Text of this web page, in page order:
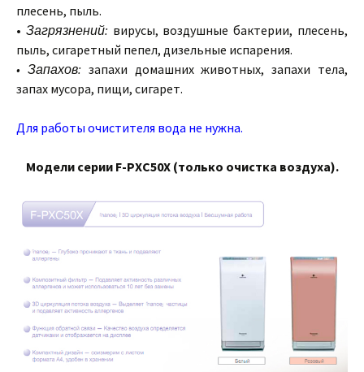
плесень, пыль.
• Загрязнений: вирусы, воздушные бактерии, плесень,
пыль, сигаретный пепел, дизельные испарения.
• Запахов: запахи домашних животных, запахи тела,
запах мусора, пищи, сигарет.
Для работы очистителя вода не нужна.
Модели серии F-PXC50X (только очистка воздуха).